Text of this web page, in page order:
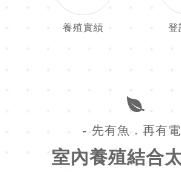
養殖實績 登
- 先有魚．再有
室內養殖結合